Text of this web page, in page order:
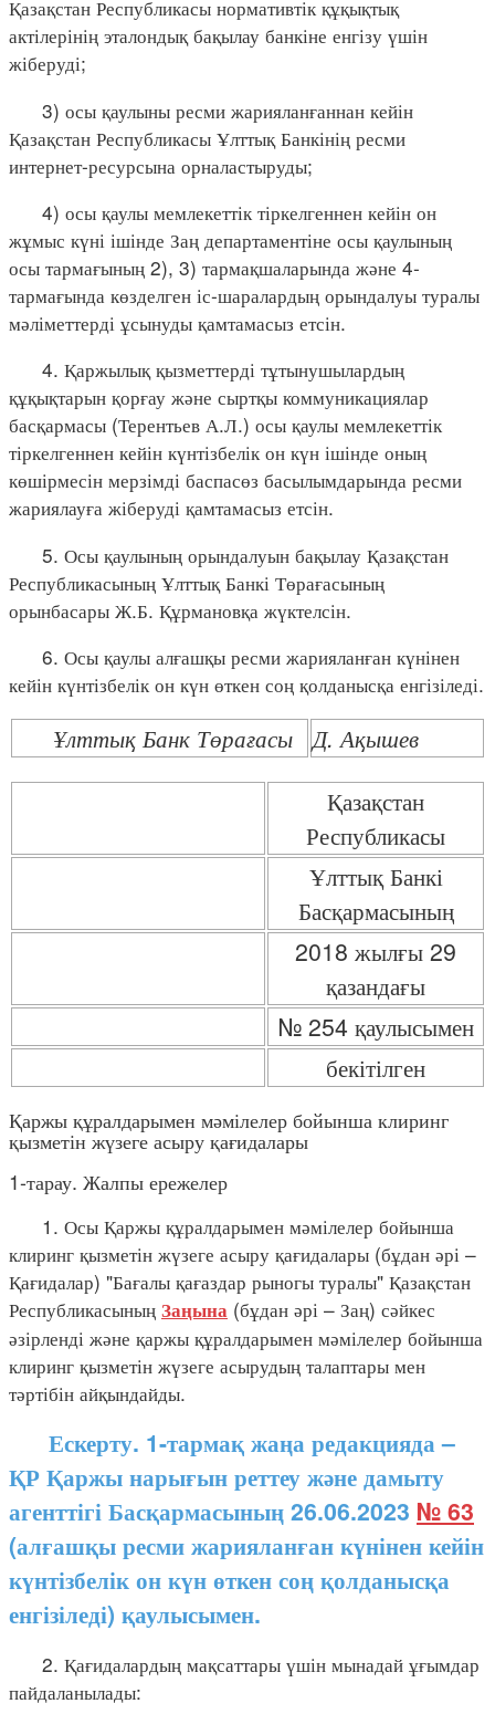
Қазақстан Республикасы нормативтік құқықтық
актілерінің эталондық бақылау банкіне енгізу үшін
жіберуді;
3) осы қаулыны ресми жарияланғаннан кейін
Қазақстан Республикасы Ұлттық Банкінің ресми
интернет-ресурсына орналастыруды;
4) осы қаулы мемлекеттік тіркелгеннен кейін он
жұмыс күні ішінде Заң департаментіне осы қаулының
осы тармағының 2), 3) тармақшаларында және 4-
тармағында көзделген іс-шаралардың орындалуы туралы
мәліметтерді ұсынуды қамтамасыз етсін.
4. Қаржылық қызметтерді тұтынушылардың
құқықтарын қорғау және сыртқы коммуникациялар
басқармасы (Терентьев А.Л.) осы қаулы мемлекеттік
тіркелгеннен кейін күнтізбелік он күн ішінде оның
көшірмесін мерзімді баспасөз басылымдарында ресми
жариялауға жіберуді қамтамасыз етсін.
5. Осы қаулының орындалуын бақылау Қазақстан
Республикасының Ұлттық Банкі Төрағасының
орынбасары Ж.Б. Құрмановқа жүктелсін.
6. Осы қаулы алғашқы ресми жарияланған күнінен
кейін күнтізбелік он күн өткен соң қолданысқа енгізіледі.
Ұлттық Банк Төрағасы Д. Ақышев
Қазақстан
Республикасы
Ұлттық Банкі
Басқармасының
2018 жылғы 29
қазандағы
№ 254 қаулысымен
бекітілген
Қаржы құралдарымен мәмілелер бойынша клиринг
қызметін жүзеге асыру қағидалары
1-тарау. Жалпы ережелер
1. Осы Қаржы құралдарымен мәмілелер бойынша
клиринг қызметін жүзеге асыру қағидалары (бұдан әрі –
Қағидалар) "Бағалы қағаздар рыногы туралы" Қазақстан
Республикасының Заңына (бұдан әрі – Заң) сәйкес
әзірленді және қаржы құралдарымен мәмілелер бойынша
клиринг қызметін жүзеге асырудың талаптары мен
тәртібін айқындайды.
Ескерту. 1-тармақ жаңа редакцияда –
ҚР Қаржы нарығын реттеу және дамыту
агенттігі Басқармасының 26.06.2023 № 63
(алғашқы ресми жарияланған күнінен кейін
күнтізбелік он күн өткен соң қолданысқа
енгізіледі) қаулысымен.
2. Қағидалардың мақсаттары үшін мынадай ұғымдар
пайдаланылады: